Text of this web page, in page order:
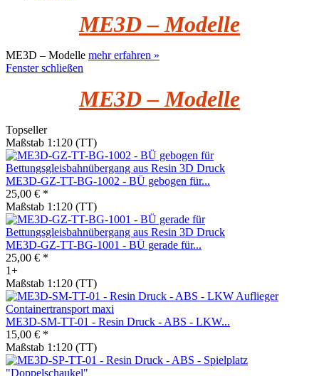
ME3D – Modelle
ME3D – Modelle mehr erfahren »
Fenster schließen
ME3D – Modelle
Topseller
Maßstab 1:120 (TT)
ME3D-GZ-TT-BG-1002 - BÜ gebogen für...
25,00 € *
Maßstab 1:120 (TT)
ME3D-GZ-TT-BG-1001 - BÜ gerade für...
25,00 € *
1+
Maßstab 1:120 (TT)
ME3D-SM-TT-01 - Resin Druck - ABS - LKW...
15,00 € *
Maßstab 1:120 (TT)